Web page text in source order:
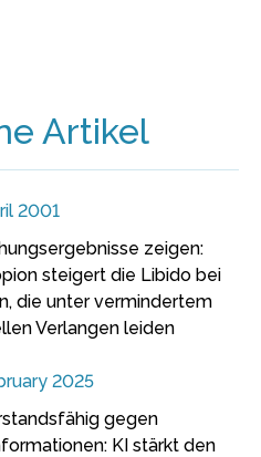
Artikel
2001
zeigen:
steigert die Libido bei
die unter vermindertem
Verlangen leiden
2025
gegen
KI stärkt den